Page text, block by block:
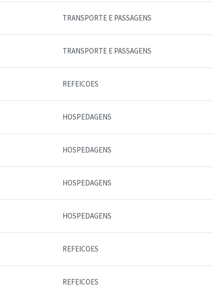
TRANSPORTE E PASSAGENS
TRANSPORTE E PASSAGENS
REFEICOES
HOSPEDAGENS
HOSPEDAGENS
HOSPEDAGENS
HOSPEDAGENS
REFEICOES
REFEICOES